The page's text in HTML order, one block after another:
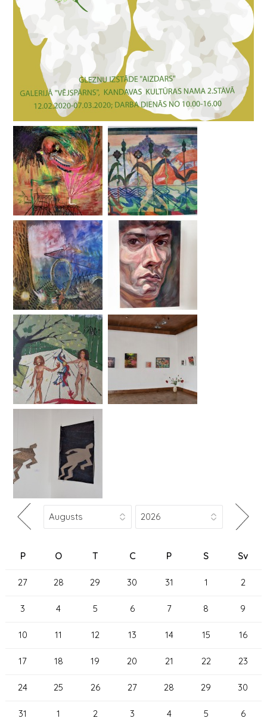
P O T C P S Sv
27 28 29 30 31 1 2
3 4 5 6 7 8 9
10 11 12 13 14 15 16
17 18 19 20 21 22 23
24 25 26 27 28 29 30
31 1 2 3 4 5 6